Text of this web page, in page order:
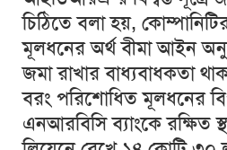
চিঠিতে বলা হয়,
মূলধনের অর্থ বীমা আইন
জমা রাখার বাধ্যবাধকতা
বরং পরিশোধিত মূলধনের
এনআরবিসি ব্যাংকে রক্ষিত